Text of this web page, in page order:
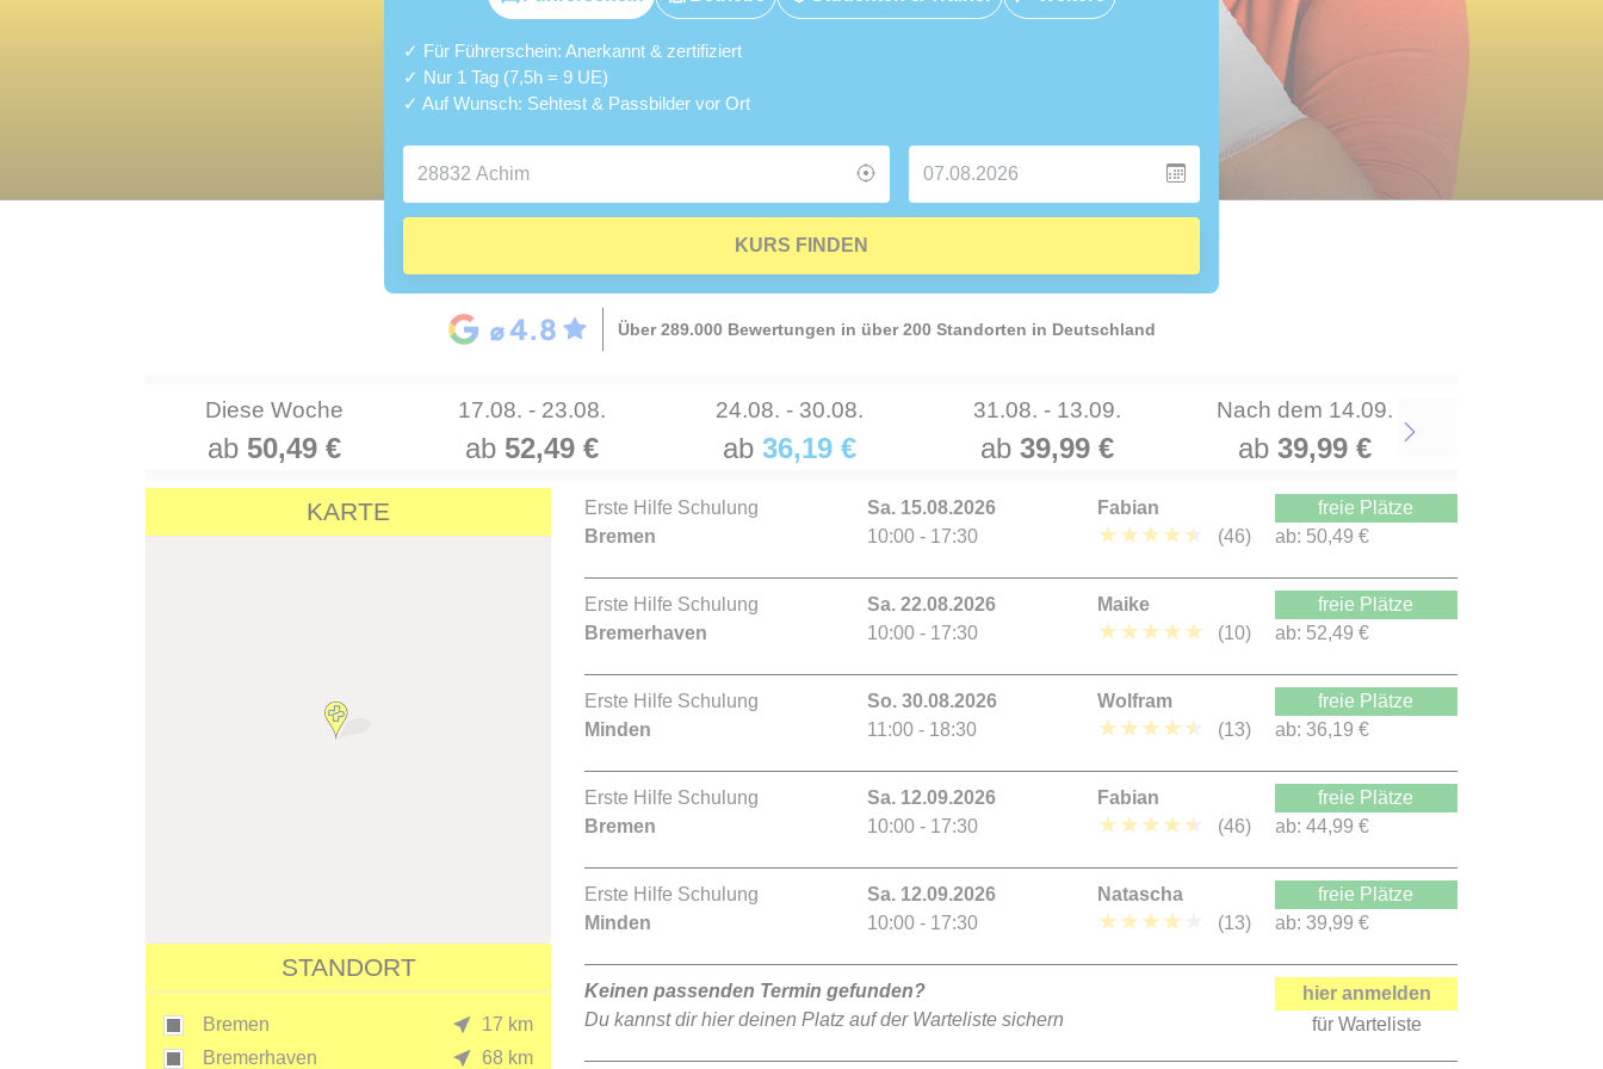
✓ Für Führerschein: Anerkannt & zertifiziert
✓ Nur 1 Tag (7,5h = 9 UE)
✓ Auf Wunsch: Sehtest & Passbilder vor Ort
KURS FINDEN
Über 289.000 Bewertungen in über 200 Standorten in Deutschland
Diese Woche
ab 50,49 €
17.08. - 23.08.
ab 52,49 €
24.08. - 30.08.
ab 36,19 €
31.08. - 13.09.
ab 39,99 €
Nach dem 14.09.
ab 39,99 € Next
KARTE
STANDORT
Bremen
17 km
Bremerhaven
68 km
Erste Hilfe Schulung
Bremen
Sa. 15.08.2026
10:00 - 17:30
Fabian
★★★★★ (46)
freie Plätze
ab: 50,49 €
Erste Hilfe Schulung
Bremerhaven
Sa. 22.08.2026
10:00 - 17:30
Maike
★★★★★ (10)
freie Plätze
ab: 52,49 €
Erste Hilfe Schulung
Minden
So. 30.08.2026
11:00 - 18:30
Wolfram
★★★★★ (13)
freie Plätze
ab: 36,19 €
Erste Hilfe Schulung
Bremen
Sa. 12.09.2026
10:00 - 17:30
Fabian
★★★★★ (46)
freie Plätze
ab: 44,99 €
Erste Hilfe Schulung
Minden
Sa. 12.09.2026
10:00 - 17:30
Natascha
★★★★ (13)
freie Plätze
ab: 39,99 €
Keinen passenden Termin gefunden?
Du kannst dir hier deinen Platz auf der Warteliste sichern
hier anmelden
für Warteliste